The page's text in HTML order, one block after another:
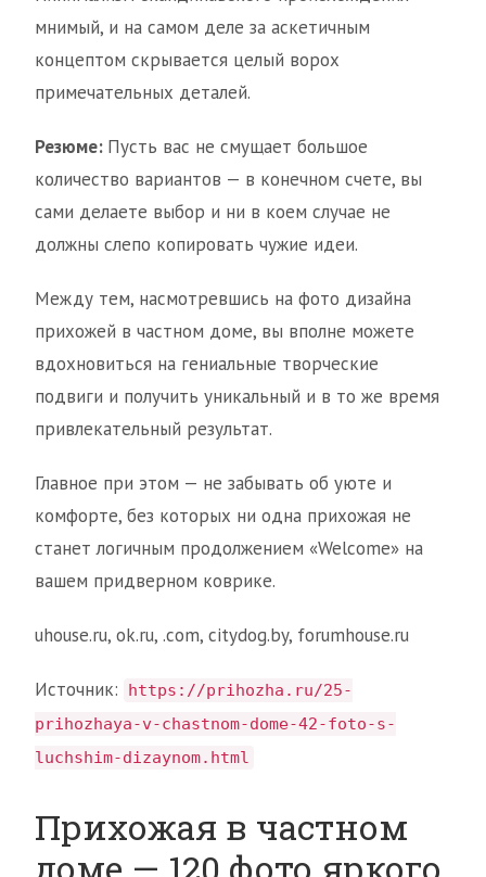
мнимый, и на самом деле за аскетичным
концептом скрывается целый ворох
примечательных деталей.
Резюме: Пусть вас не смущает большое
количество вариантов — в конечном счете, вы
сами делаете выбор и ни в коем случае не
должны слепо копировать чужие идеи.
Между тем, насмотревшись на фото дизайна
прихожей в частном доме, вы вполне можете
вдохновиться на гениальные творческие
подвиги и получить уникальный и в то же время
привлекательный результат.
Главное при этом — не забывать об уюте и
комфорте, без которых ни одна прихожая не
станет логичным продолжением «Welcome» на
вашем придверном коврике.
uhouse.ru, ok.ru, .com, citydog.by, forumhouse.ru
Источник:
https://prihozha.ru/25-
prihozhaya-v-chastnom-dome-42-foto-s-
luchshim-dizaynom.html
Прихожая в частном